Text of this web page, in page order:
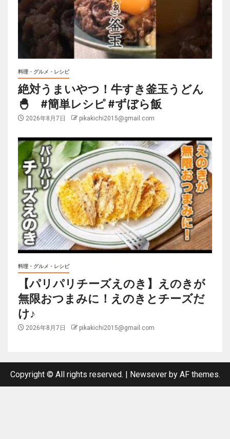
料理・グルメ・レシピ
絶対うまいやつ！牛すき釜玉うどん
🐣 #簡単レシピ #ずぼら飯
2026年8月7日 pikakichi2015@gmail.com
料理・グルメ・レシピ
【パリパリチーズえのき】えのきが
無限おつまみに！えのきとチーズだ
け♪
2026年8月7日 pikakichi2015@gmail.com
Copyright © All rights reserved. | Newseverby AF themes.